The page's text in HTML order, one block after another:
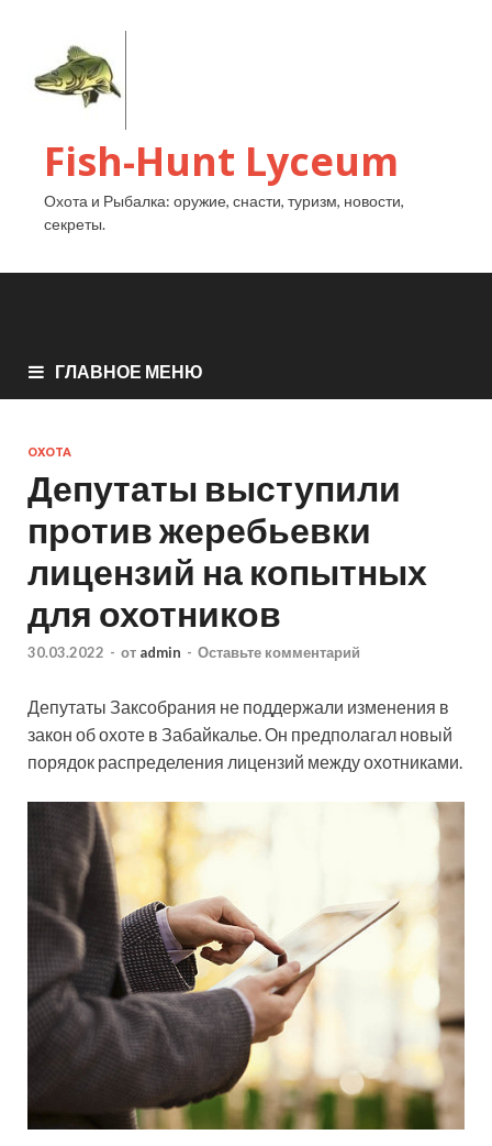
Fish-Hunt Lyceum
Охота и Рыбалка: оружие, снасти, туризм, новости,
секреты.
ГЛАВНОЕ МЕНЮ
ОХОТА
Депутаты выступили
против жеребьевки
лицензий на копытных
для охотников
30.03.2022 - от admin - Оставьте комментарий
Депутаты Заксобрания не поддержали изменения в
закон об охоте в Забайкалье. Он предполагал новый
порядок распределения лицензий между охотниками.